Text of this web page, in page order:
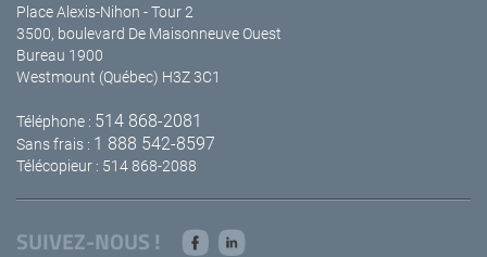
Place Alexis-Nihon - Tour 2
3500, boulevard De Maisonneuve Ouest
Bureau 1900
Westmount (Québec) H3Z 3C1
Téléphone : 514 868-2081
Sans frais : 1 888 542-8597
Télécopieur : 514 868-2088
SUIVEZ-NOUS !